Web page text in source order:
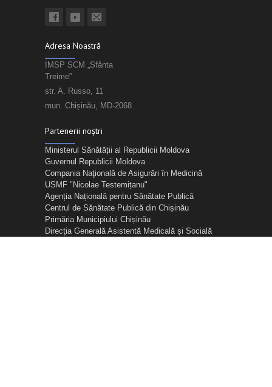
Adresa Noastră
IMSP SCM „Sfânta
Treime”
str. A. Russo, 11
mun. Chișinău, MD-2068
Partenerii noștri
Ministerul Sănătății al Republicii Moldova
Guvernul Republicii Moldova
Compania Naţională de Asigurări în Medicină
USMF "Nicolae Testemițanu"
Agenția Națională pentru Sănătate Publică
Centrul de Sănătate Publică din Chișinău
Primăria Municipiului Chișinău
Direcţia Generală Asistentă Medicală și Socială